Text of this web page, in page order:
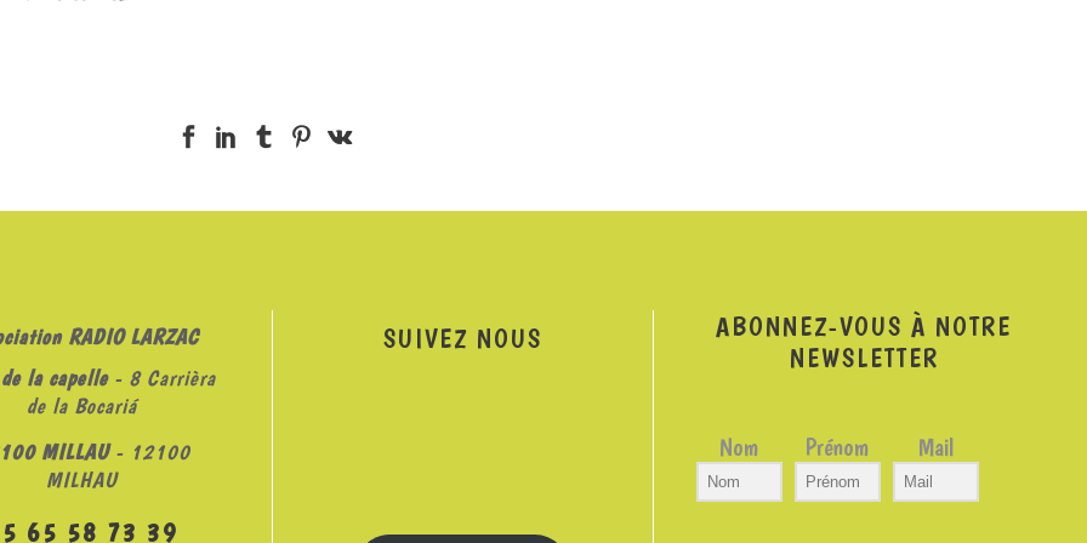
RADIO LARZAC
la capelle- 8 Carrièra
de la Bocariá
MILLAU- 12100
MILHAU
65 58 73 39
SUIVEZ NOUS
ABONNEZ-VOUS À NOTRE
NEWSLETTER
Nom Prénom Mail